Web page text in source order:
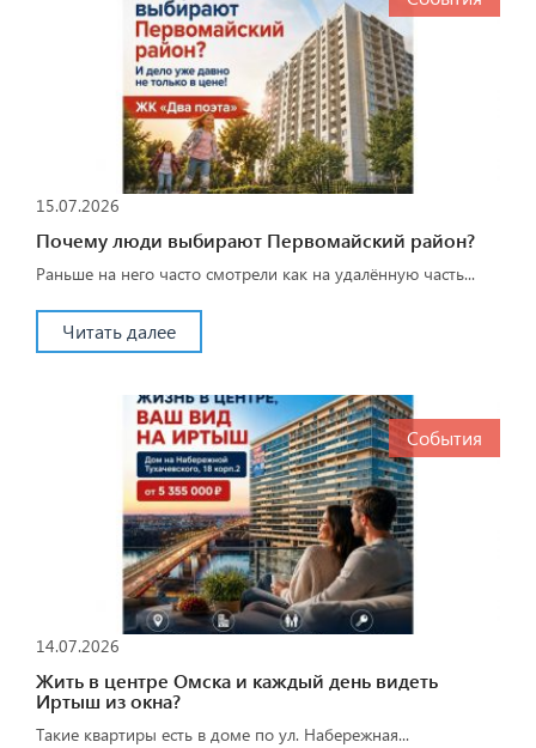
15.07.2026
Почему люди выбирают Первомайский район?
Раньше на него часто смотрели как на удалённую часть...
Читать далее
События
14.07.2026
Жить в центре Омска и каждый день видеть
Иртыш из окна?
Такие квартиры есть в доме по ул. Набережная...